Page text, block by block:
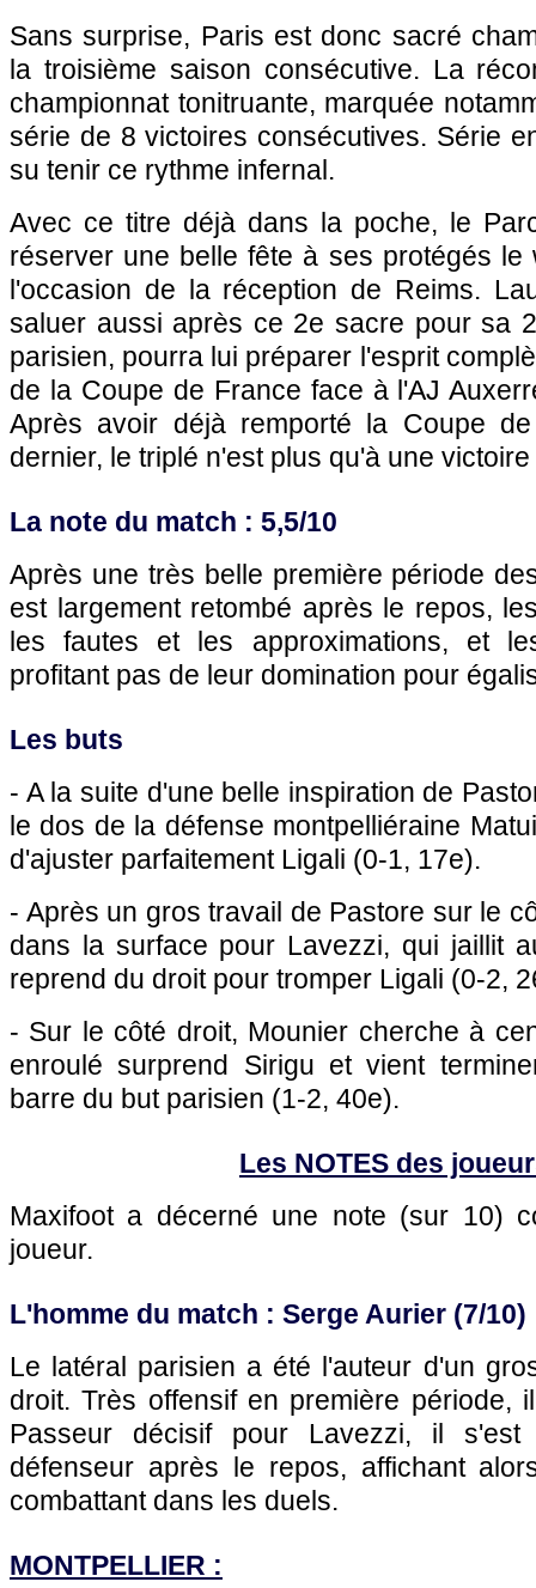
Sans surprise, Paris est donc sacré
la troisième saison consécutive. La
championnat tonitruante, marquée
série de 8 victoires consécutives. Série
su tenir ce rythme infernal.
Avec ce titre déjà dans la poche, le
réserver une belle fête à ses protégés le
l'occasion de la réception de Reims.
saluer aussi après ce 2e sacre pour sa
parisien, pourra lui préparer l'esprit
de la Coupe de France face à l'AJ
Après avoir déjà remporté la Coupe
dernier, le triplé n'est plus qu'à une
La note du match : 5,5/10
Après une très belle première période
est largement retombé après le repos,
les fautes et les approximations, et
profitant pas de leur domination pour
Les buts
- A la suite d'une belle inspiration de
le dos de la défense montpelliéraine
d'ajuster parfaitement Ligali (0-1, 17e).
- Après un gros travail de Pastore sur le
dans la surface pour Lavezzi, qui jaillit
reprend du droit pour tromper Ligali (0-2,
- Sur le côté droit, Mounier cherche à
enroulé surprend Sirigu et vient
barre du but parisien (1-2, 40e).
Les NOTES des
Maxifoot a décerné une note (sur 10)
joueur.
L'homme du match : Serge Aurier (7/10)
Le latéral parisien a été l'auteur d'un
droit. Très offensif en première période,
Passeur décisif pour Lavezzi, il s'est
défenseur après le repos, affichant
combattant dans les duels.
MONTPELLIER :